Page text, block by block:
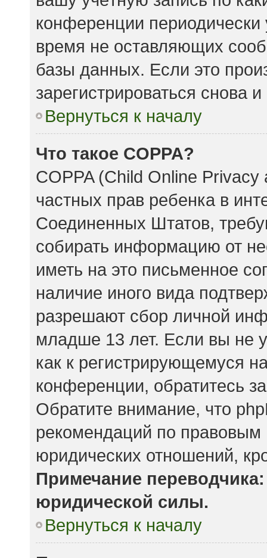
конференции
время не оставляющих
базы данных. Если это
зарегистрироваться снова
Вернуться к началу
Что такое COPPA?
COPPA (Child Online
частных прав ребенка в
Соединенных Штатов,
собирать информацию от
иметь на это письменное
наличие иного вида
разрешают сбор личной
младше 13 лет. Если вы не
как к регистрирующемуся
конференции, обратитесь
Обратите внимание, что
рекомендаций по правовым
юридических отношений,
Примечание
юридической силы.
Вернуться к началу